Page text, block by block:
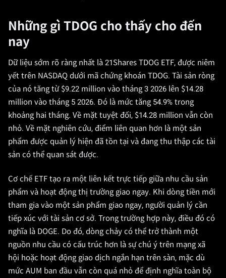
Những gì TDOG cho thấy cho đến
nay
Dữ liệu sớm rõ ràng nhất là 21Shares TDOG ETF, được niêm
yết trên NASDAQ dưới mã chứng khoán TDOG. Tài sản ròng
của nó tăng từ $9.22 million vào tháng 3 2026 lên $14.28
million vào tháng 5 2026. Đó là mức tăng 54.9% trong
khoảng hai tháng. Về mặt tuyệt đối, $14.28 million vẫn còn
nhỏ. Về mặt nghiên cứu, điểm liên quan hơn là một sản
phẩm được quản lý hiện đã tồn tại và đang thu thập các tài
sản có thể quan sát được.
Cơ chế ETF tạo ra một liên kết trực tiếp giữa nhu cầu sản
phẩm và hoạt động thị trường giao ngay. Khi dòng tiền mới
tham gia vào một sản phẩm giao ngay, người quản lý cần
tiếp xúc với tài sản cơ sở. Trong trường hợp này, điều đó có
nghĩa là DOGE. Do đó, dòng chảy có thể trở thành một
nguồn nhu cầu có cấu trúc hơn là sự chú ý trên mạng xã
hội hoặc hoạt động giao dịch ngắn hạn trên sàn, mặc dù
mức AUM ban đầu vẫn còn quá nhỏ để định nghĩa toàn bộ